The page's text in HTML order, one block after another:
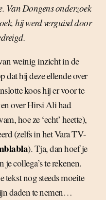
Van Dongens onderzoek
hij werd verguisd door
weinig inzicht in de
dat hij deze ellende over
koos hij er voor te
over Hirsi Ali had
hoe ze ‘echt’ heette),
(zelfs in het Vara TV-
). Tja, dan hoef je
collega’s te rekenen.
tekst nog steeds moeite
daden te nemen…